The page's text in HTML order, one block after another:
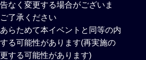
なく変更する場合がございま
了承ください
らためて本イベントと同等の内
る可能性があります(再実施の
する可能性があります)